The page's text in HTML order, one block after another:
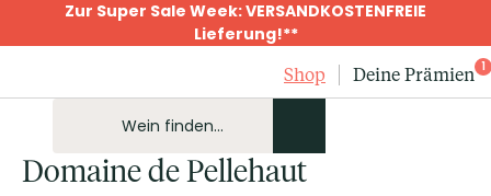
Zur Super Sale Week: VERSANDKOSTENFREIE
Lieferung!**
Shop
Deine Prämien 1
Domaine de Pellehaut